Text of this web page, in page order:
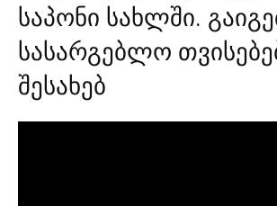
საპონი სახლში.
სასარგებლო
შესახებ